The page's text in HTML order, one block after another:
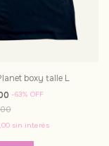
boxy talle L
-63% OFF
sin interés